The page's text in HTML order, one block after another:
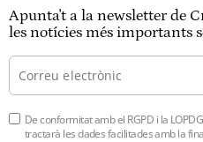
Apunta't a la newsletter de
les notícies més importants
De conformitat amb el RGPD i la
tractarà les dades facilitades amb la